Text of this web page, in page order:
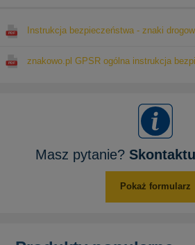
Instrukcja bezpieczeństwa - znaki
znakowo.pl GPSR ogólna instrukcja
Masz pytanie?
Pokaż formularz